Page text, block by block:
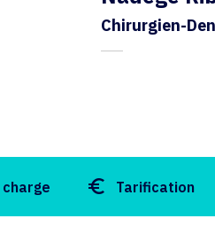
Chirurgien-
euro_symbol Tarification